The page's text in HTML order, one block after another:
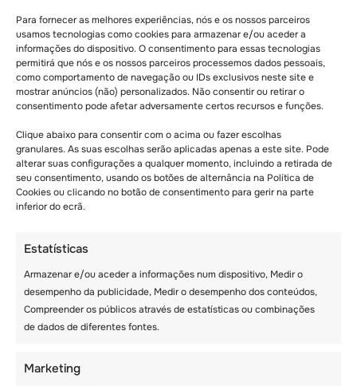
Para fornecer as melhores experiências, nós e os nossos parceiros
usamos tecnologias como cookies para armazenar e/ou aceder a
informações do dispositivo. O consentimento para essas tecnologias
permitirá que nós e os nossos parceiros processemos dados pessoais,
como comportamento de navegação ou IDs exclusivos neste site e
mostrar anúncios (não) personalizados. Não consentir ou retirar o
consentimento pode afetar adversamente certos recursos e funções.
Clique abaixo para consentir com o acima ou fazer escolhas
granulares. As suas escolhas serão aplicadas apenas a este site. Pode
alterar suas configurações a qualquer momento, incluindo a retirada de
seu consentimento, usando os botões de alternância na Política de
Cookies ou clicando no botão de consentimento para gerir na parte
inferior do ecrã.
Estatísticas
Armazenar e/ou aceder a informações num dispositivo, Medir o
desempenho da publicidade, Medir o desempenho dos conteúdos,
Compreender os públicos através de estatísticas ou combinações
de dados de diferentes fontes.
Marketing
emVerbier, o acampamento combina um
cenário alpino deslumbrante com um ambiente
de apoio e enriquecimento. Com programas
adaptados para todas asidades,Les Elfes
Internationalé a escolha perfeita para famílias
que buscam omelhor acampamento de verão
da Suíça
Entre em contato conosco hoje
mesmopara inscrever seu filho em uma
jornada inesquecível de crescimento e
descoberta!